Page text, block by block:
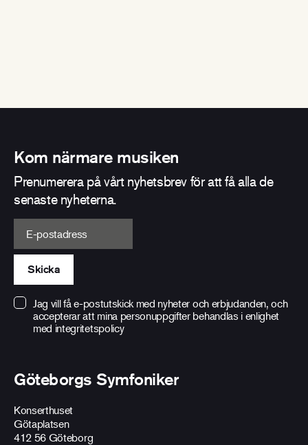
Göteborgs Symfoniker
Konserthuset
Götaplatsen
412 56 Göteborg
Kom närmare musiken
Prenumerera på vårt nyhetsbrev för att få alla de
senaste nyheterna.
E-postadress
Skicka
Jag vill få e-postutskick med nyheter och erbjudanden, och
accepterar att mina personuppgifter behandlas i enlighet
med integritetspolicy